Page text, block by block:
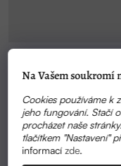
Na Vašem soukromí
Cookies používáme k
jeho fungování. Stačí
procházet naše
tlačítkem "Nastavení"
informacízde.
GHASSOUL -